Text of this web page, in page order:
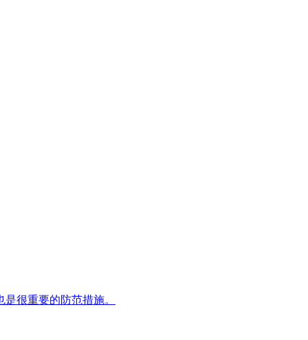
很重要的防范措施。